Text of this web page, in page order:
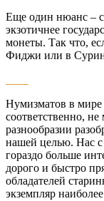
Еще один нюанс –
экзотичнее
монеты. Так что,
Фиджи или в
Нумизматов в мире
соответственно,
разнообразии
нашей целью. Нас с
гораздо больше
дорого и быстро
обладателей
экземпляр